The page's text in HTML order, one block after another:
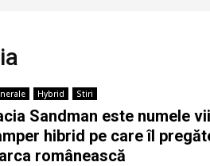
Hybrid Stiri
Sandman este numele
hibrid pe care îl
românească